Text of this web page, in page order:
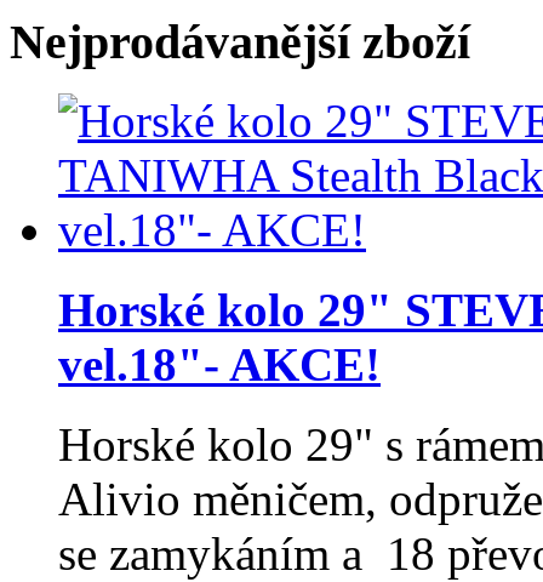
Nejprodávanější zboží
Horské kolo 29"
vel.18"- AKCE!
Horské kolo 29" s
Alivio měničem,
se zamykáním a 18